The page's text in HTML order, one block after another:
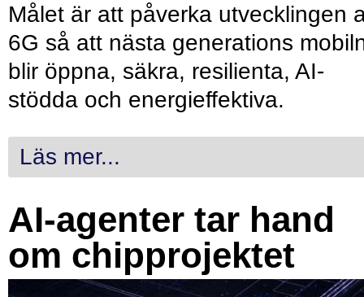
Målet är att påverka utvecklingen
6G så att nästa generations
blir öppna, säkra, resilienta, AI-
stödda och energieffektiva.
Läs mer...
AI-agenter tar hand
om chipprojektet